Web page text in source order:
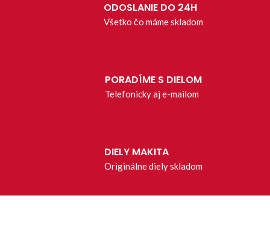
ODOSLANIE DO 24H
Všetko čo máme skladom
PORADÍME S DIELOM
Telefonicky aj e-mailom
DIELY MAKITA
Originálne diely skladom